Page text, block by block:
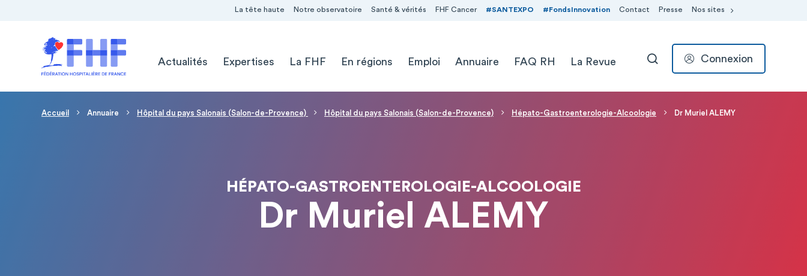
La tête haute Notre observatoire Santé & vérités FHF Cancer #SANTEXPO #FondsInnovation Contact Presse Nos sites
Actualités
Expertises La FHF En régions Emploi Annuaire FAQ RH La Revue RECHERCHER
Connexion
Fil d'Ariane
Accueil Annuaire Hôpital du pays Salonais (Salon-de-Provence) Hôpital du pays Salonais (Salon-de-Provence) Hépato-Gastroenterologie-Alcoologie Dr Muriel ALEMY
HÉPATO-GASTROENTEROLOGIE-ALCOOLOGIE
Dr Muriel ALEMY